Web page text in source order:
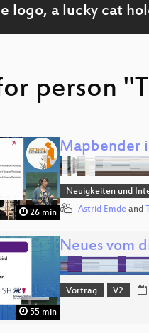
person
26 min
Mapbender
Neuigkeiten und
Astrid Emde and
55 min
Neues vom
Vortrag V2